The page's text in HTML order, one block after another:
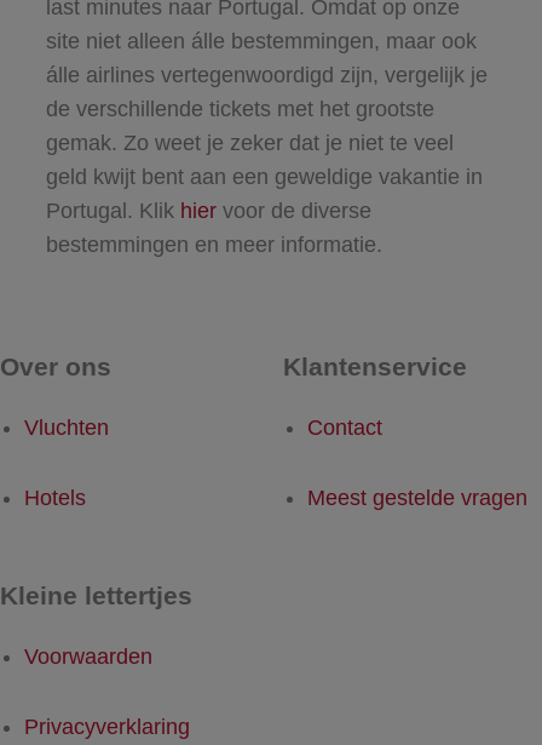
last minutes naar Portugal. Omdat op onze
site niet alleen álle bestemmingen, maar ook
álle airlines vertegenwoordigd zijn, vergelijk je
de verschillende tickets met het grootste
gemak. Zo weet je zeker dat je niet te veel
geld kwijt bent aan een geweldige vakantie in
Portugal. Klik hiervoor de diverse
bestemmingen en meer informatie.
Over ons
Vluchten
Hotels
Klantenservice
Contact
Meest gestelde vragen
Kleine lettertjes
Voorwaarden
Privacyverklaring